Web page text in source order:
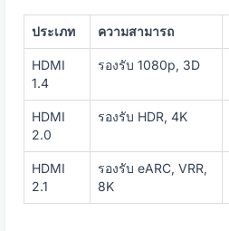
ประเภท ความสามารถ
HDMI
1.4
รองรับ 1080p, 3D
HDMI
2.0
รองรับ HDR, 4K
HDMI
2.1
รองรับ eARC, VRR,
8K